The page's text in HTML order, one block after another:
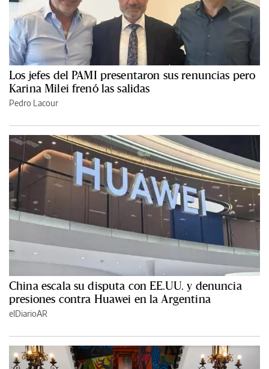
Los jefes del PAMI presentaron sus renuncias pero
Karina Milei frenó las salidas
Pedro Lacour
China escala su disputa con EE.UU. y denuncia
presiones contra Huawei en la Argentina
elDiarioAR